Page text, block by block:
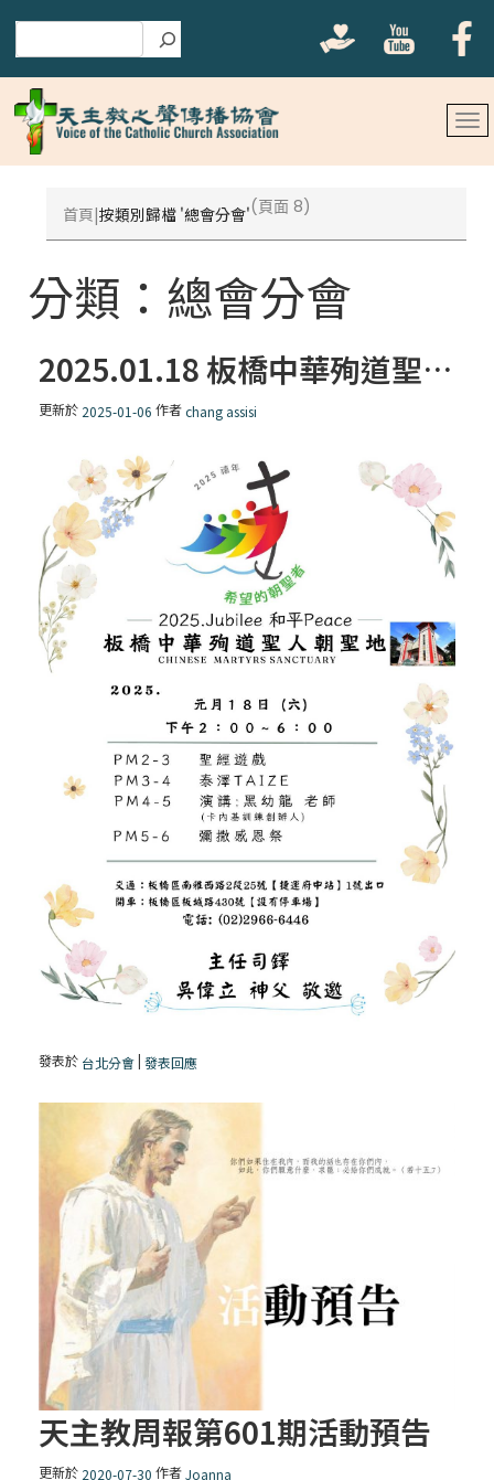
首頁 按類別歸檔 '總會分會'(頁面 8)
分類： 總會分會
2025.01.18 板橋中華殉道聖人朝聖地
更新於 2025-01-06 作者chang assisi
發表於 台北分會|發表回應
天主教周報第601期活動預告
更新於 2020-07-30 作者 Joanna